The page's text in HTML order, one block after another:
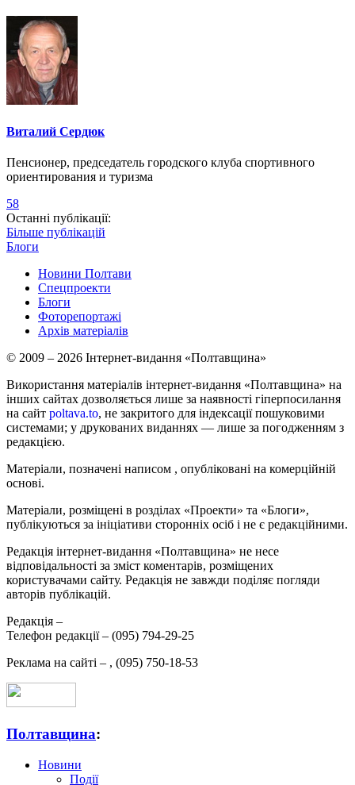
Виталий Сердюк
Пенсионер, председатель городского клуба спортивного
ориентирования и туризма
58
Останні публікації:
Більше публікацій
Блоги
Новини Полтави
Спецпроекти
Блоги
Фоторепортажі
Архів матеріалів
© 2009 – 2026 Інтернет-видання «Полтавщина»
Використання матеріалів інтернет-видання «Полтавщина» на
інших сайтах дозволяється лише за наявності гіперпосилання
на сайт poltava.to, не закритого для індексації пошуковими
системами; у друкованих виданнях — лише за погодженням з
редакцією.
Матеріали, позначені написом , опубліковані на комерційній
основі.
Матеріали, розміщені в розділах «Проекти» та «Блоги»,
публікуються за ініціативи сторонніх осіб і не є редакційними.
Редакція інтернет-видання «Полтавщина» не несе
відповідальності за зміст коментарів, розміщених
користувачами сайту. Редакція не завжди поділяє погляди
авторів публікацій.
Редакція –
Телефон редакції – (095) 794-29-25
Реклама на сайті – , (095) 750-18-53
Полтавщина:
Новини
Події